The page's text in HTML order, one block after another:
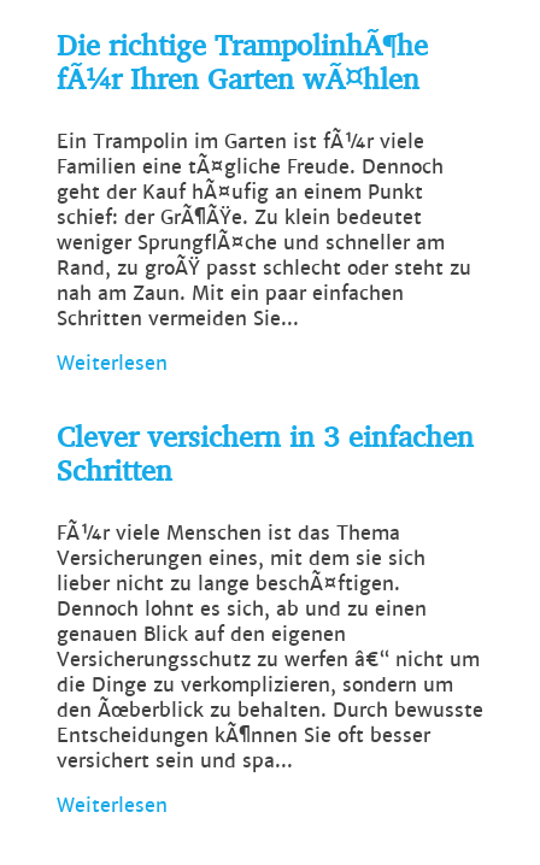
Die richtige TrampolinhÃ¶he
fÃ¼r Ihren Garten wÃ¤hlen
Ein Trampolin im Garten ist fÃ¼r viele
Familien eine tÃ¤gliche Freude. Dennoch
geht der Kauf hÃ¤ufig an einem Punkt
schief: der GrÃ¶ÃŸe. Zu klein bedeutet
weniger SprungflÃ¤che und schneller am
Rand, zu groÃŸ passt schlecht oder steht zu
nah am Zaun. Mit ein paar einfachen
Schritten vermeiden Sie...
Weiterlesen
Clever versichern in 3 einfachen
Schritten
FÃ¼r viele Menschen ist das Thema
Versicherungen eines, mit dem sie sich
lieber nicht zu lange beschÃ¤ftigen.
Dennoch lohnt es sich, ab und zu einen
genauen Blick auf den eigenen
Versicherungsschutz zu werfen â€“ nicht um
die Dinge zu verkomplizieren, sondern um
den Ãœberblick zu behalten. Durch bewusste
Entscheidungen kÃ¶nnen Sie oft besser
versichert sein und spa...
Weiterlesen